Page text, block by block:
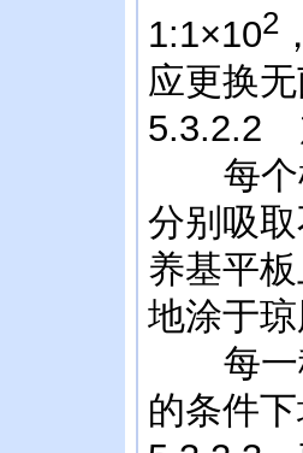
1:1×102
应更换
5.3.2.2
每个样
分别吸
养基平
地涂于
每一稀
的条件